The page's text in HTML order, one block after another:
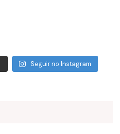
Seguir no Instagram